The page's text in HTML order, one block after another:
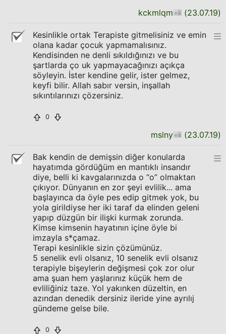
kckmlqm (23.07.19)
Kesinlikle ortak Terapiste gitmelisiniz ve emin
olana kadar çocuk yapmamalısınız.
Kendisinden ne denli sıkıldığınızı ve bu
şartlarda ço uk yapmayacağınızı açıkça
söyleyin. İster kendine gelir, ister gelmez,
keyfi bilir. Allah sabır versin, inşallah
sıkıntılarınızı çözersiniz.
0
mslny (23.07.19)
Bak kendin de demişsin diğer konularda
hayatımda gördüğüm en mantıklı insandır
diye, belli ki kavgalarınızda o “o” olmaktan
çıkıyor. Dünyanın en zor şeyi evlilik... ama
başlayınca da öyle pes edip gitmek yok, bu
yola girildiyse her iki taraf da elinden geleni
yapıp düzgün bir ilişki kurmak zorunda.
Kimse kimsenin hayatının içine öyle bi
imzayla s*çamaz.
Terapi kesinlikle sizin çözümünüz.
5 senelik evli olsanız, 10 senelik evli olsanız
terapiyle bişeylerin değişmesi çok zor olur
ama şuan hem yaşlarınız küçük hem de
evliliğiniz taze. Yol yakınken düzeltin, en
azından denedik dersiniz ileride yine ayrılıj
gündeme gelse bile.
0